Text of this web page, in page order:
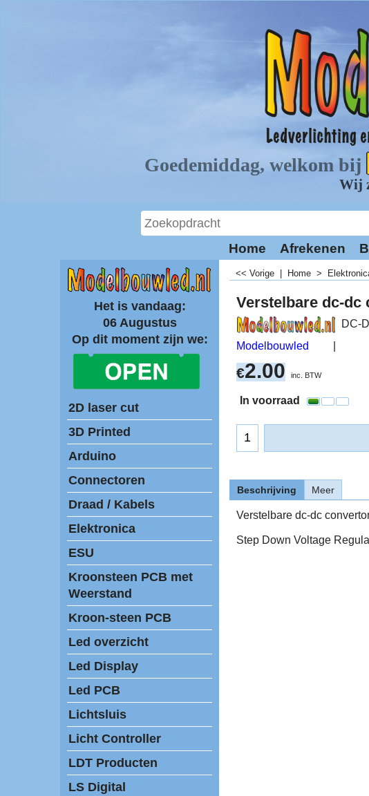
Home Afrekenen
Het is vandaag:
06 Augustus
Op dit moment zijn we:
2D laser cut
3D Printed
Arduino
Connectoren
Draad / Kabels
Elektronica
ESU
Kroonsteen PCB met
Weerstand
Kroon-steen PCB
Led overzicht
Led Display
Led PCB
Lichtsluis
Licht Controller
LDT Producten
LS Digital
<< Vorige Home >
Verstelbare dc-dc
Modelbouwled
DC-
€2.00 inc. BTW
In voorraad
Beschrijving Meer
Verstelbare dc-dc
Step Down Voltage